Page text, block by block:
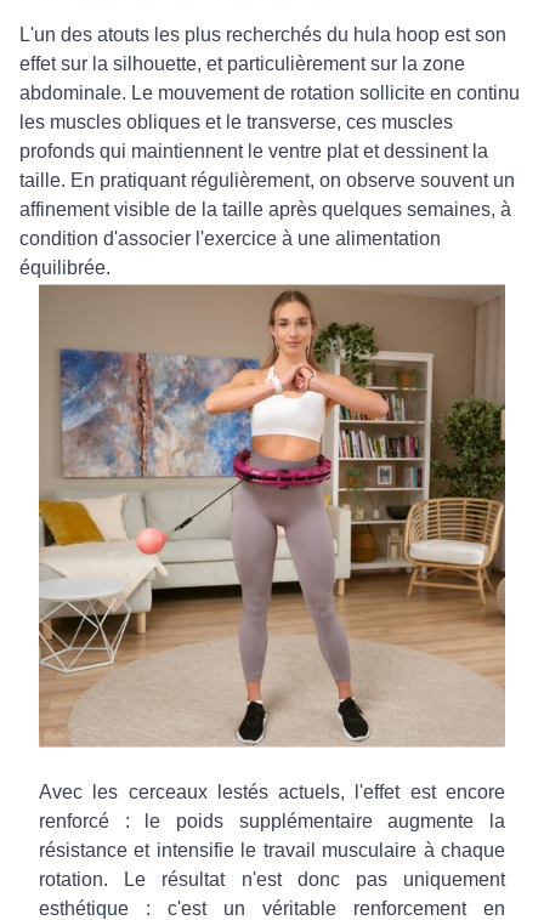
L'un des atouts les plus recherchés du hula hoop est son
effet sur la silhouette, et particulièrement sur la zone
abdominale. Le mouvement de rotation sollicite en continu
les muscles obliques et le transverse, ces muscles
profonds qui maintiennent le ventre plat et dessinent la
taille. En pratiquant régulièrement, on observe souvent un
affinement visible de la taille après quelques semaines, à
condition d'associer l'exercice à une alimentation
équilibrée.
Avec les cerceaux lestés actuels, l'effet est encore
renforcé : le poids supplémentaire augmente la
résistance et intensifie le travail musculaire à chaque
rotation. Le résultat n'est donc pas uniquement
esthétique : c'est un véritable renforcement en